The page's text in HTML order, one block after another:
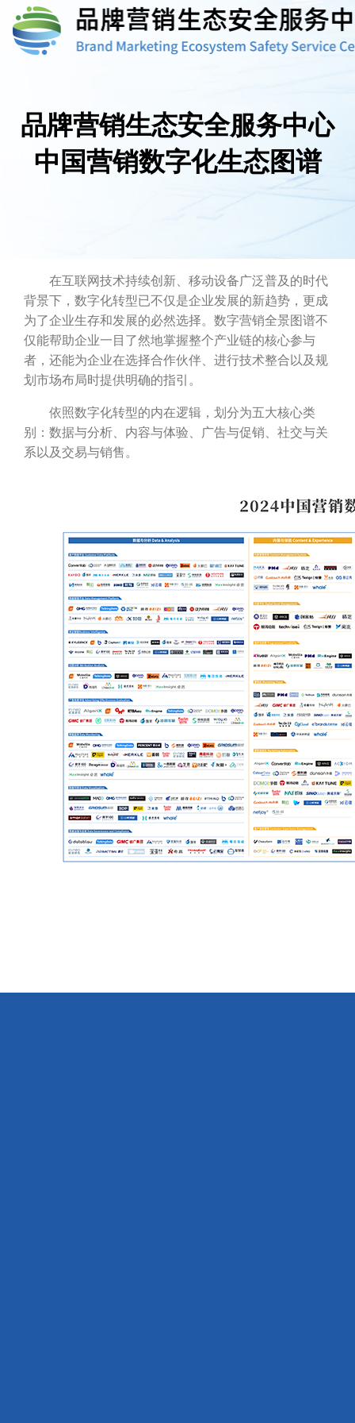
品牌营销生态安全服务中心
中国营销数字化生态图谱
在互联网技术持续创新、移动设备广泛普及的时代
背景下，数字化转型已不仅是企业发展的新趋势，更成
为了企业生存和发展的必然选择。数字营销全景图谱不
仅能帮助企业一目了然地掌握整个产业链的核心参与
者，还能为企业在选择合作伙伴、进行技术整合以及规
划市场布局时提供明确的指引。
依照数字化转型的内在逻辑，划分为五大核心类
别：数据与分析、内容与体验、广告与促销、社交与关
系以及交易与销售。